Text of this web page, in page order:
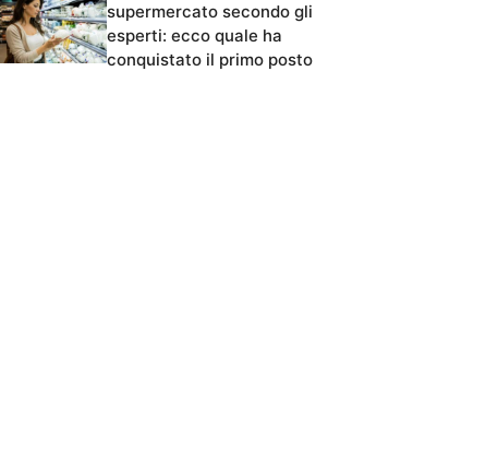
supermercato secondo gli
esperti: ecco quale ha
conquistato il primo posto